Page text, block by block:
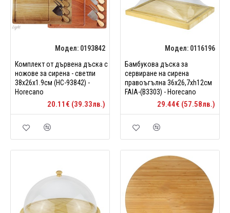
Модел: 0193842
Комплект от дървена дъска с
ножове за сирена - светли
38x26x1.9см (HC-93842) -
Horecano
20.11€ (39.33лв.)
Модел: 0116196
Бамбукова дъска за
сервиране на сирена
правоъгълна 36x26,7xh12см
FAIA-(B3303) - Horecano
29.44€ (57.58лв.)